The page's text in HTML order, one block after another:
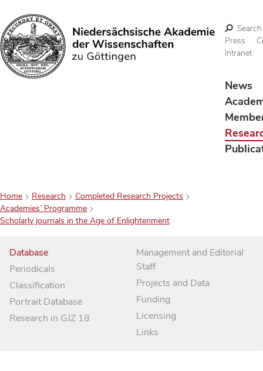
Search
Search
Press
Intranet
News
Home Research
Completed Research Projects
Academies’ Programme
Scholarly journals in the Age of Enlightenment
Database
Periodicals
Classification
Portrait Database
Research in GJZ 18
Management and Editorial
Staff
Projects and Data
Funding
Licensing
Links